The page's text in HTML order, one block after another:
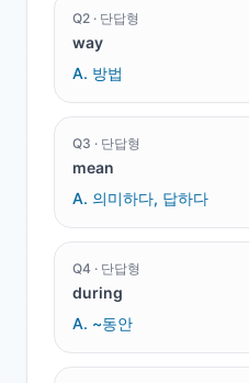
Q2 · 단답형
way
A. 방법
Q3 · 단답형
mean
A. 의미하다, 답하다
Q4 · 단답형
during
A. ~동안